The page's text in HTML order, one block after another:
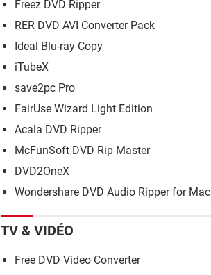
Freez DVD Ripper
RER DVD AVI Converter Pack
Ideal Blu-ray Copy
iTubeX
save2pc Pro
FairUse Wizard Light Edition
Acala DVD Ripper
McFunSoft DVD Rip Master
DVD2OneX
Wondershare DVD Audio Ripper for Mac
TV & VIDÉO
Free DVD Video Converter